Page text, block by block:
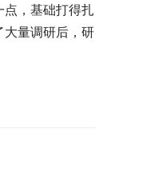
，基础打得扎
大量调研后，研